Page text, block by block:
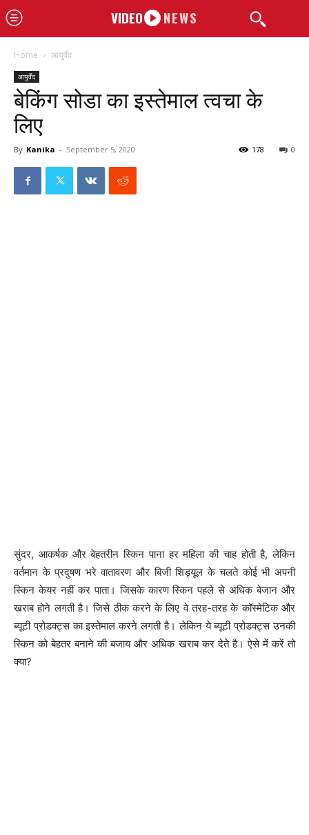
VIDEO NEWS
Home आयुर्वेद
आयुर्वेद
बेकिंग सोडा का इस्तेमाल त्वचा के
लिए
By Kanika - September 5, 2020 0
178
सुंदर, आकर्षक और बेहतरीन स्किन पाना हर महिला की चाह होती है, लेकिन
वर्तमान के प्रदुषण भरे वातावरण और बिजी शिड्यूल के चलते कोई भी अपनी
स्किन केयर नहीं कर पाता। जिसके कारण स्किन पहले से अधिक बेजान और
खराब होने लगती है। जिसे ठीक करने के लिए वे तरह-तरह के कॉस्मेटिक और
ब्यूटी प्रोडक्ट्स का इस्तेमाल करने लगती है। लेकिन ये ब्यूटी प्रोडक्ट्स उनकी
स्किन को बेहतर बनाने की बजाय और अधिक खराब कर देते है। ऐसे में करें तो
क्या?